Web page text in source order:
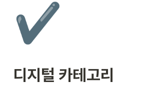
✔️
디지털 카테고리